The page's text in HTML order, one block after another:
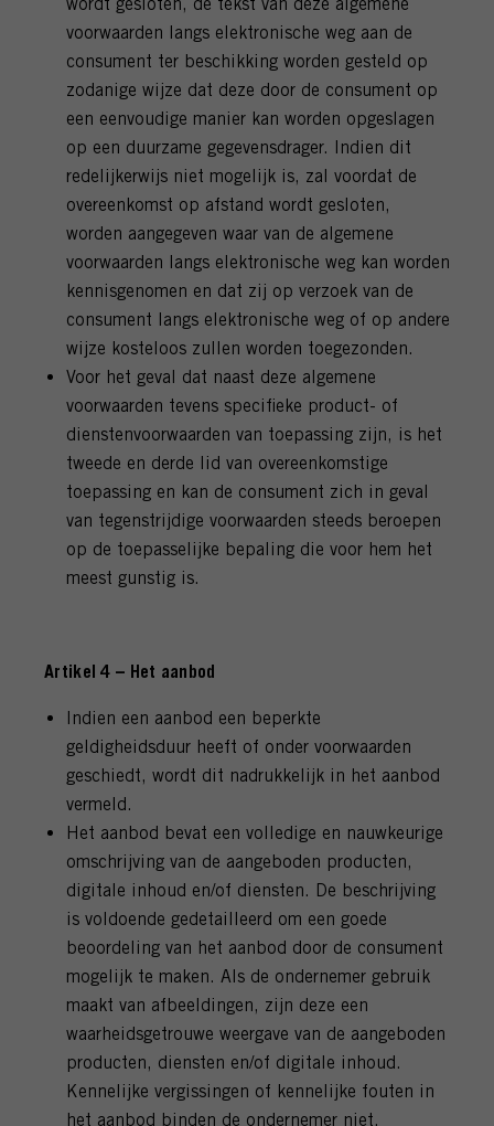
voorwaarden langs elektronische weg aan de
consument ter beschikking worden gesteld op
zodanige wijze dat deze door de consument op
een eenvoudige manier kan worden opgeslagen
op een duurzame gegevensdrager. Indien dit
redelijkerwijs niet mogelijk is, zal voordat de
overeenkomst op afstand wordt gesloten,
worden aangegeven waar van de algemene
voorwaarden langs elektronische weg kan worden
kennisgenomen en dat zij op verzoek van de
consument langs elektronische weg of op andere
wijze kosteloos zullen worden toegezonden.
Voor het geval dat naast deze algemene
voorwaarden tevens specifieke product- of
dienstenvoorwaarden van toepassing zijn, is het
tweede en derde lid van overeenkomstige
toepassing en kan de consument zich in geval
van tegenstrijdige voorwaarden steeds beroepen
op de toepasselijke bepaling die voor hem het
meest gunstig is.
Artikel 4 – Het aanbod
Indien een aanbod een beperkte
geldigheidsduur heeft of onder voorwaarden
geschiedt, wordt dit nadrukkelijk in het aanbod
vermeld.
Het aanbod bevat een volledige en nauwkeurige
omschrijving van de aangeboden producten,
digitale inhoud en/of diensten. De beschrijving
is voldoende gedetailleerd om een goede
beoordeling van het aanbod door de consument
mogelijk te maken. Als de ondernemer gebruik
maakt van afbeeldingen, zijn deze een
waarheidsgetrouwe weergave van de aangeboden
producten, diensten en/of digitale inhoud.
Kennelijke vergissingen of kennelijke fouten in
het aanbod binden de ondernemer niet.